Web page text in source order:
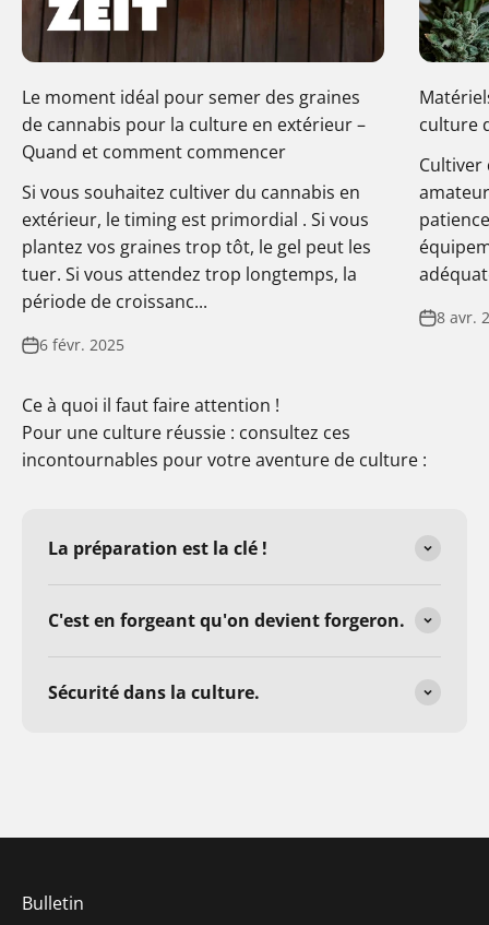
Le moment idéal pour semer des graines
de cannabis pour la culture en extérieur –
Quand et comment commencer
Si vous souhaitez cultiver du cannabis en
extérieur, le timing est primordial . Si vous
plantez vos graines trop tôt, le gel peut les
tuer. Si vous attendez trop longtemps, la
période de croissanc...
6 févr. 2025
culture
Cultiver
8 avr.
Ce à quoi il faut faire attention !
Pour une culture réussie : consultez ces
incontournables pour votre aventure de culture :
La préparation est la clé !
C'est en forgeant qu'on devient forgeron.
Sécurité dans la culture.
Bulletin